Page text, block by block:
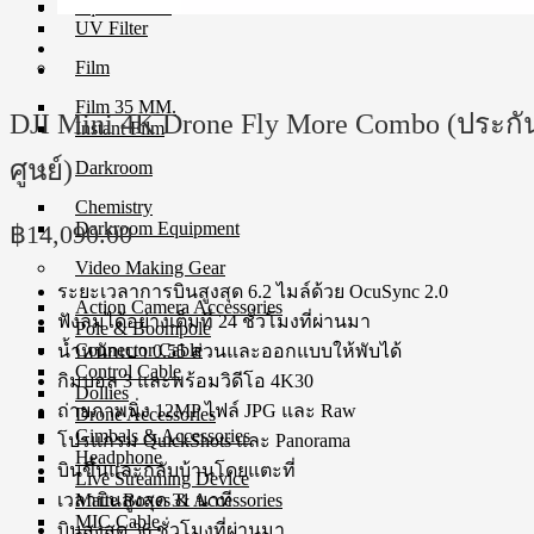
UV Filter
Film
Film 35 MM.
Instant Film
Darkroom
Chemistry
Darkroom Equipment
Video Making Gear
Action Camera Accessories
Pole & Boompole
Connector Cable
Control Cable
Dollies
Drone Accessories
Gimbals & Accessories
Headphone
Live Streaming Device
Matte Boxes & Accessories
MIC Cable
DJI Mini 4K Drone Fly More Combo (ประกั
ศูนย์)
฿14,090.00
ระยะเวลาการบินสูงสุด 6.2 ไมล์ด้วย OcuSync 2.0
ฟังลมได้อย่างเต็มที่ 24 ชั่วโมงที่ผ่านมา
น้ำหนักเบา 0.55 ส่วนและออกแบบให้พับได้
กิมบอล 3 และพร้อมวิดีโอ 4K30
ถ่ายภาพนิ่ง 12MP ไฟล์ JPG และ Raw
โปรแกรม QuickShots และ Panorama
บินขึ้นและกลับบ้านโดยแตะที่
เวลาบินสูงสุด 31 นาที
บินสูงสุด 36 ชั่วโมงที่ผ่านมา